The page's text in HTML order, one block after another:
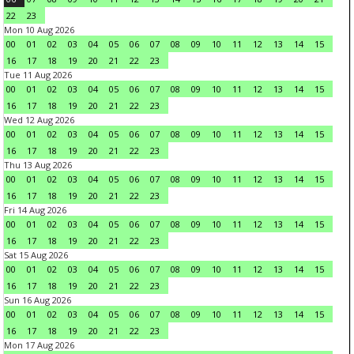
22
23
Mon 10 Aug 2026
00
01 02 03 04 05 06 07 08 09 10 11 12 13 14
15
16
17 18 19 20 21 22
23
Tue 11 Aug 2026
00
01 02 03 04 05 06 07 08 09 10 11 12 13 14
15
16
17 18 19 20 21 22
23
Wed 12 Aug 2026
00
01 02 03 04 05 06 07 08 09 10 11 12 13 14
15
16
17 18 19 20 21 22
23
Thu 13 Aug 2026
00
01 02 03 04 05 06 07 08 09 10 11 12 13 14
15
16
17 18 19 20 21 22
23
Fri 14 Aug 2026
00
01 02 03 04 05 06 07 08 09 10 11 12 13 14
15
16
17 18 19 20 21 22
23
Sat 15 Aug 2026
00
01 02 03 04 05 06 07 08 09 10 11 12 13 14
15
16
17 18 19 20 21 22
23
Sun 16 Aug 2026
00
01 02 03 04 05 06 07 08 09 10 11 12 13 14
15
16
17 18 19 20 21 22
23
Mon 17 Aug 2026